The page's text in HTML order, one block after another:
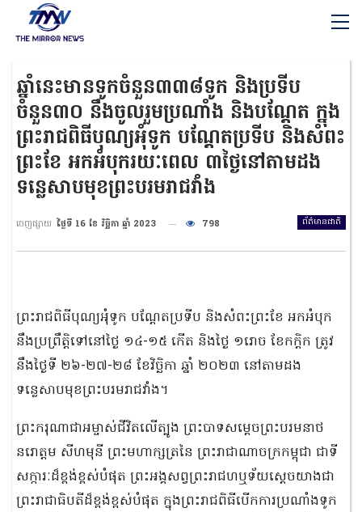
ឆ្នាំនេះមានទូកចំនួន៣៣៨ទូក និងប្រទីប
ចំនួន៣០ នឹងចូលរួមប្រណាំង និងបណ្តែត ក្នុង
ព្រះរាជពិធីបុណ្យអុំទូក បណ្តែតប្រទីប និងសំពះ
ព្រះខែ អកអំបុករយៈពេល ៣ថ្ងៃនៅតាមដង
ទន្លេសាបមុខព្រះបរមរាជវាំង
ព័ត៌មានជាតិ
ចេញផ្សាយ ថ្ងៃទី 16 ខែ វិច្ឆិកា ឆ្នាំ 2023 798
ព្រះរាជពិធីបុណ្យអុំទូក បណ្តែតប្រទីប និងសំពះព្រះខែ អកអំបុក
នឹងប្រព្រឹត្តិទៅនៅថ្ងៃ ១៤-១៥ កើត និងថ្ងៃ ១រោច ខែកក្តិក ត្រូវ
នឹងថ្ងៃទី ២៦-២៧-២៨ ខែវិច្ឆិកា ឆ្នាំ ២០២៣ នៅតាមដង
ទន្លេសាបមុខព្រះបរមរាជវាំង។
ព្រះករុណាជាអម្ចាស់ជីវិតលើត្បូង ព្រះបាទសម្តេចព្រះបរមនាថ
នរោត្តម សីហមុនី ព្រះមហាក្សត្រនៃ ព្រះរាជាណាចក្រកម្ពុជា ជាទី
សក្ការៈដ៏ខ្ពង់ខ្ពស់បំផុត ព្រះអង្គសព្វព្រះរាជហឬទ័យស្តេចយាងជា
ព្រះរាជាធិបតីដ៏ខ្ពង់ខ្ពស់បំផុត ក្នុងព្រះរាជពិធីបើកការប្រណាំងទូក